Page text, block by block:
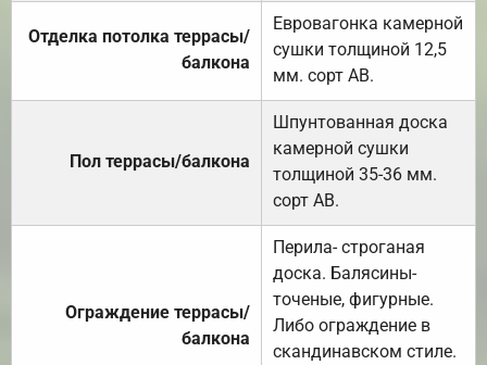
Отделка потолка террасы/
балкона
Евровагонка камерной
сушки толщиной 12,5
мм. сорт АВ.
Пол террасы/балкона
Шпунтованная доска
камерной сушки
толщиной 35-36 мм.
сорт АВ.
Ограждение террасы/
балкона
Перила- строганая
доска. Балясины-
точеные, фигурные.
Либо ограждение в
скандинавском стиле.